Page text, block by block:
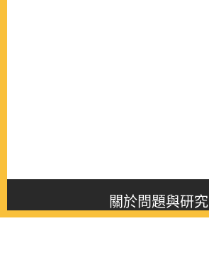
關於問題與研究
About this journal